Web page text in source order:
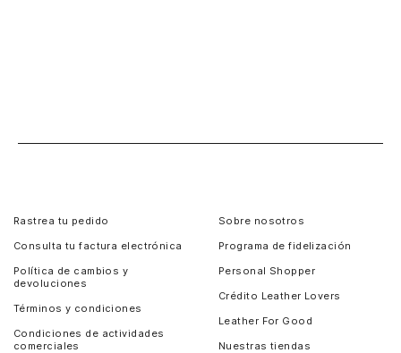
Rastrea tu pedido
Consulta tu factura electrónica
Política de cambios y
devoluciones
Términos y condiciones
Condiciones de actividades
comerciales
Sobre nosotros
Programa de fidelización
Personal Shopper
Crédito Leather Lovers
Leather For Good
Nuestras tiendas